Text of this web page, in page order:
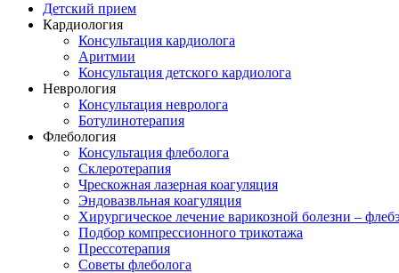
Детский прием
Кардиология
Консультация кардиолога
Аритмии
Консультация детского кардиолога
Неврология
Консультация невролога
Ботулинотерапия
Флебология
Консультация флеболога
Склеротерапия
Чрескожная лазерная коагуляция
Эндовазвльная коагуляция
Хирургическое лечение варикозной болезни –
Подбор компрессионного трикотажа
Прессотерапия
Советы флеболога